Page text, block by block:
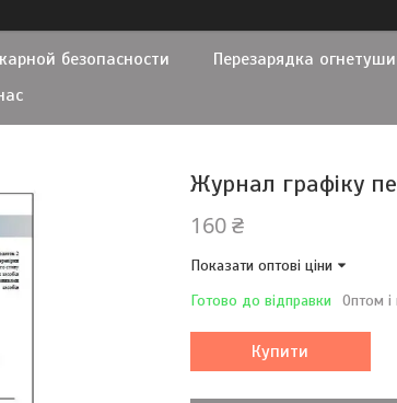
безопасности
Перезарядка
Журнал графіку
160 ₴
Показати оптові ціни
Готово до відправки
Оптом і
Купити